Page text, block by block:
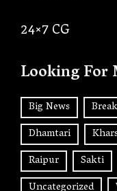
24×7 CG
Looking For
Big News
Dhamtari
Raipur
Sakti